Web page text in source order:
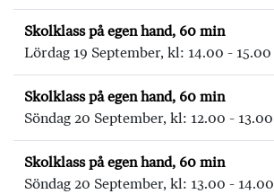
Skolklass på egen hand, 60 min
Lördag 19 September, kl: 14.00 - 15.00
Skolklass på egen hand, 60 min
Söndag 20 September, kl: 12.00 - 13.00
Skolklass på egen hand, 60 min
Söndag 20 September, kl: 13.00 - 14.00